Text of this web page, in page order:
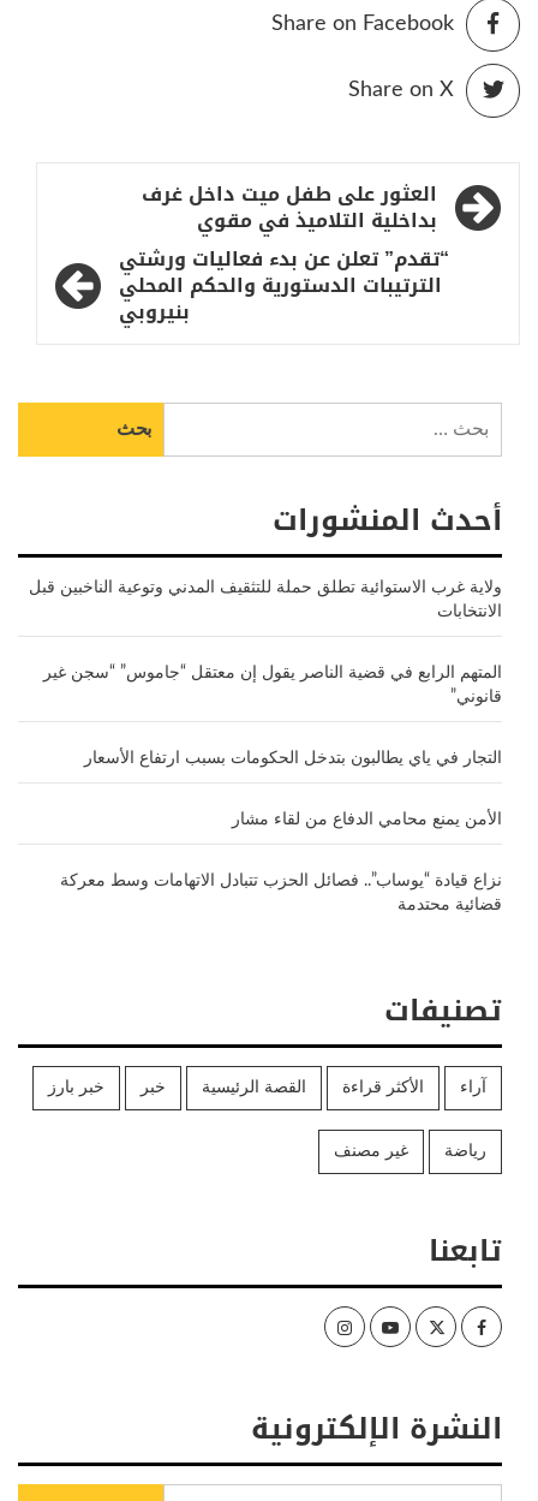
Share on Facebook
Share on X
تصفّح
المقالات
العثور على طفل ميت داخل غرف
بداخلية التلاميذ في مقوي
“تقدم” تعلن عن بدء فعاليات ورشتي
الترتيبات الدستورية والحكم المحلي
بنيروبي
عن:
أحدث المنشورات
ولاية غرب الاستوائية تطلق حملة للتثقيف المدني وتوعية الناخبين قبل
الانتخابات
المتهم الرابع في قضية الناصر يقول إن معتقل “جاموس” “سجن غير
قانوني”
التجار في ياي يطالبون بتدخل الحكومات بسبب ارتفاع الأسعار
الأمن يمنع محامي الدفاع من لقاء مشار
نزاع قيادة “يوساب”.. فصائل الحزب تتبادل الاتهامات وسط معركة
قضائية محتدمة
تصنيفات
آراء الأكثر قراءة القصة الرئيسية خبر خبر بارز
رياضة غير مصنف
تابعنا
Facebook
Twitter
Youtube
Instagram
النشرة الإلكترونية